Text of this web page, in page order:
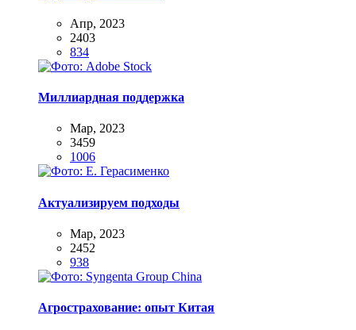
Апр, 2023
2403
834
Миллиардная поддержка
Мар, 2023
3459
1006
Актуализируем подходы
Мар, 2023
2452
938
Агрострахование: опыт Китая